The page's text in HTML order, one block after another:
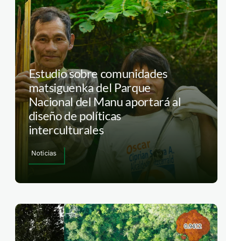
Estudio sobre comunidades
matsiguenka del Parque
Nacional del Manu aportará al
diseño de políticas
interculturales
Noticias